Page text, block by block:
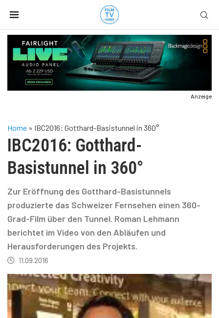
Anzeige
Home » IBC2016: Gotthard-Basistunnel in 360°
IBC2016: Gotthard-
Basistunnel in 360°
Zur Eröffnung des Gotthard-Basistunnels
produzierte das Schweizer Fernsehen einen 360-
Grad-Film über den Tunnel. Roman Lehmann
berichtet im Video von den Abläufen und
Herausforderungen des Projekts.
11.09.2016